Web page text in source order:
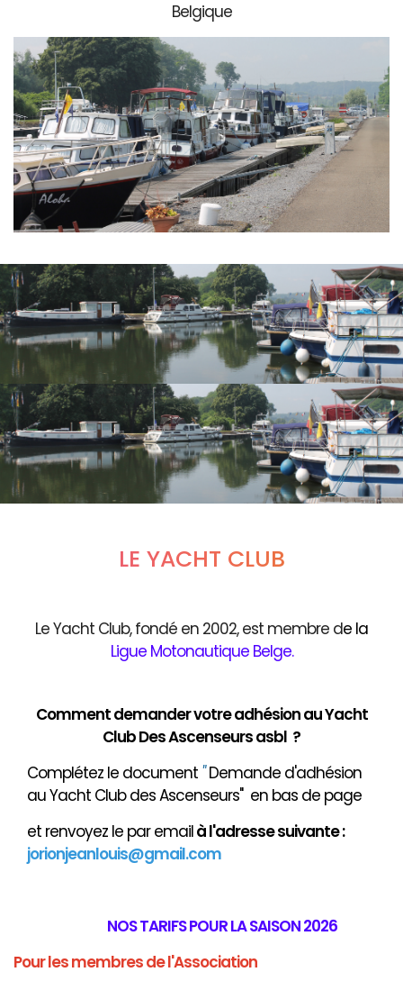
Belgique
LE YACHT CLUB
Le Yacht Club, fondé en 2002, est membre de la
Ligue Motonautique Belge.
Comment demander votre adhésion au Yacht
Club Des Ascenseurs asbl ?
Complétez le document "Demande d'adhésion
au Yacht Club des Ascenseurs" en bas de page
et renvoyez le par emailàl'adresse suivante :
jorionjeanlouis@gmail.com
NOS TARIFS POUR LA SAISON 2026
Pour les membres de l'Association